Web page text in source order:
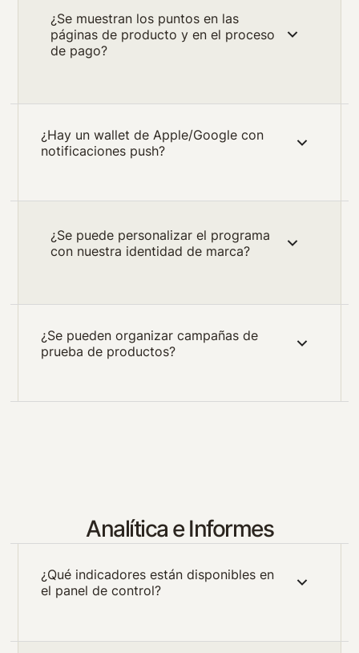
¿Se muestran los puntos en las
páginas de producto y en el proceso
de pago?
¿Hay un wallet de Apple/Google con
notificaciones push?
¿Se puede personalizar el programa
con nuestra identidad de marca?
¿Se pueden organizar campañas de
prueba de productos?
Analítica e Informes
¿Qué indicadores están disponibles en
el panel de control?